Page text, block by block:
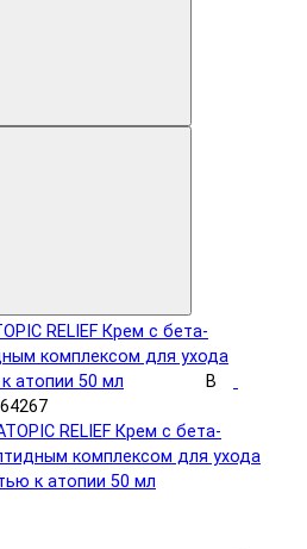
В
RELIEF Крем с бета-
комплексом для ухода
к атопии 50 мл